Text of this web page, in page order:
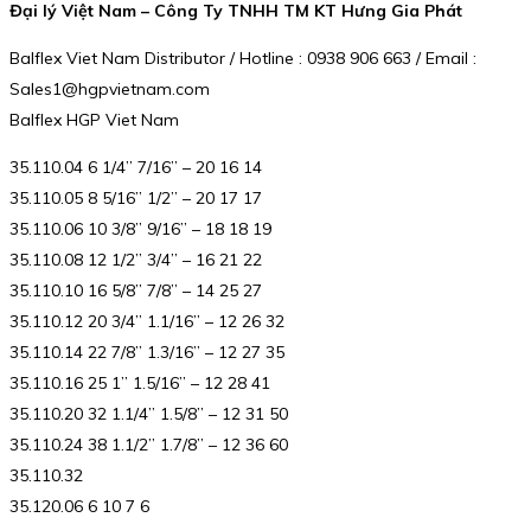
Đại lý Việt Nam – Công Ty TNHH TM KT Hưng Gia Phát
Balflex Viet Nam Distributor / Hotline : 0938 906 663 / Email :
Sales1@hgpvietnam.com
Balflex HGP Viet Nam
35.110.04 6 1/4” 7/16” – 20 16 14
35.110.05 8 5/16” 1/2” – 20 17 17
35.110.06 10 3/8” 9/16” – 18 18 19
35.110.08 12 1/2” 3/4” – 16 21 22
35.110.10 16 5/8” 7/8” – 14 25 27
35.110.12 20 3/4” 1.1/16” – 12 26 32
35.110.14 22 7/8” 1.3/16” – 12 27 35
35.110.16 25 1” 1.5/16” – 12 28 41
35.110.20 32 1.1/4” 1.5/8” – 12 31 50
35.110.24 38 1.1/2” 1.7/8” – 12 36 60
35.110.32
35.120.06 6 10 7 6